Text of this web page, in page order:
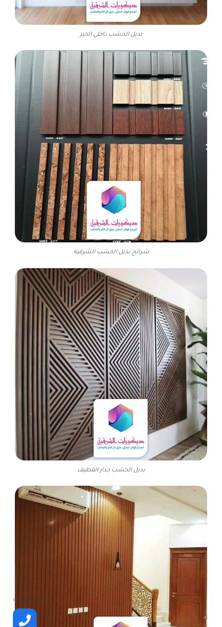
بديل الخشب داخلي الخبر
شرائح بديل الخشب الشرقية
بديل الخشب جدار القطيف
اطلب الأن